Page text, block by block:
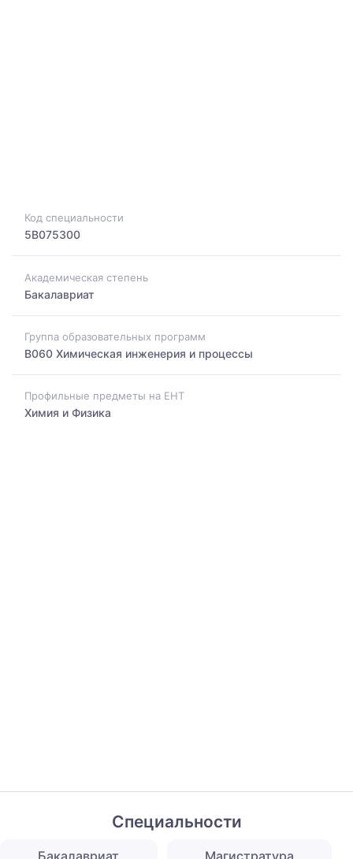
Код специальности
5B075300
Академическая степень
Бакалавриат
Группа образовательных программ
B060 Химическая инженерия и процессы
Профильные предметы на ЕНТ
Химия и Физика
Специальности
Бакалавриат Магистратура